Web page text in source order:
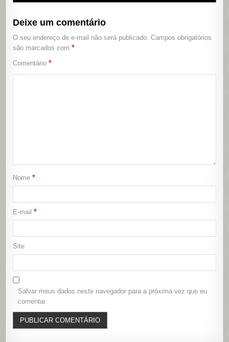
Deixe um comentário
O seu endereço de e-mail não será publicado. Campos obrigatórios
são marcados com*
Comentário*
Nome*
E-mail*
Site
Salvar meus dados neste navegador para a próxima vez que eu
comentar.